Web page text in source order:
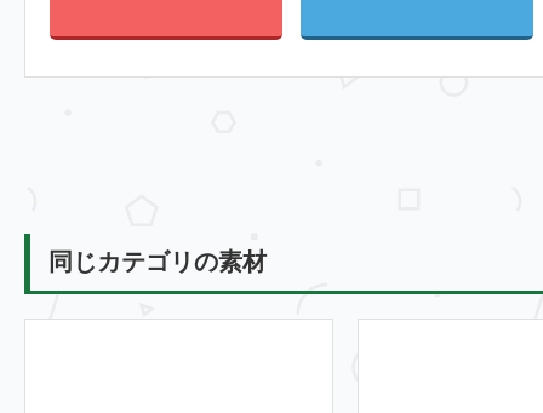
同じカテゴリの素材